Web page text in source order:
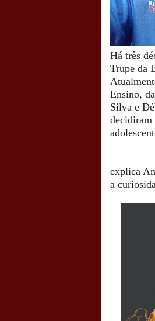
Há três
Trupe da
Ensino,
Silva e
decidiram
explica
a